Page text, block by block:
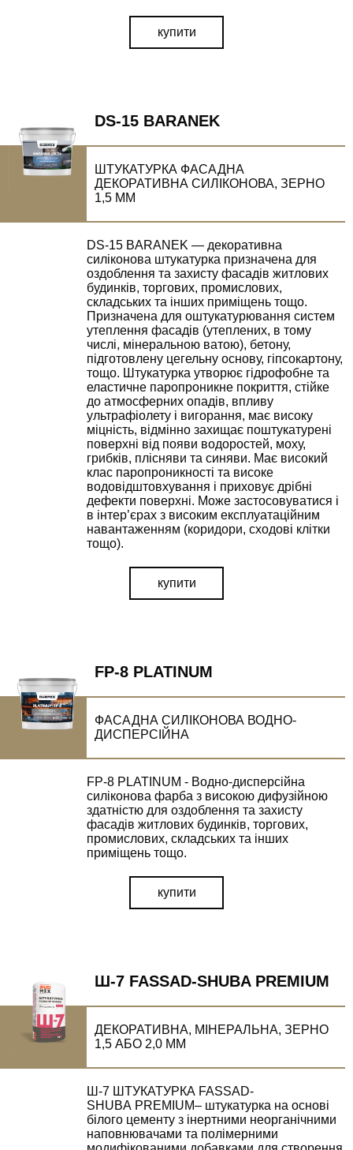
купити
DS-15 BARANEK
ШТУКАТУРКА ФАСАДНА
ДЕКОРАТИВНА СИЛІКОНОВА, ЗЕРНО
1,5 ММ
DS-15 BARANEK — декоративна
силіконова штукатурка призначена для
оздоблення та захисту фасадів житлових
будинків, торгових, промислових,
складських та інших приміщень тощо.
Призначена для оштукатурювання систем
утеплення фасадів (утеплених, в тому
числі, мінеральною ватою), бетону,
підготовлену цегельну основу, гіпсокартону,
тощо. Штукатурка утворює гідрофобне та
еластичне паропроникне покриття, стійке
до атмосферних опадів, впливу
ультрафіолету і вигорання, має високу
міцність, відмінно захищає поштукатурені
поверхні від появи водоростей, моху,
грибків, плісняви та синяви. Має високий
клас паропроникності та високе
водовідштовхування і приховує дрібні
дефекти поверхні. Може застосовуватися і
в інтер’єрах з високим експлуатаційним
навантаженням (коридори, сходові клітки
тощо).
купити
FP-8 PLATINUM
ФАСАДНА СИЛІКОНОВА ВОДНО-
ДИСПЕРСІЙНА
FP-8 PLATINUM - Водно-дисперсійна
силіконова фарба з високою дифузійною
здатністю для оздоблення та захисту
фасадів житлових будинків, торгових,
промислових, складських та інших
приміщень тощо.
купити
Ш-7 FASSAD-SHUBA PREMIUM
ДЕКОРАТИВНА, МІНЕРАЛЬНА, ЗЕРНО
1,5 АБО 2,0 ММ
Ш-7 ШТУКАТУРКА FASSAD-
SHUBA PREMIUM– штукатурка на основі
білого цементу з інертними неорганічними
наповнювачами та полімерними
ВІДПРАВИТИ ЗАПИТ